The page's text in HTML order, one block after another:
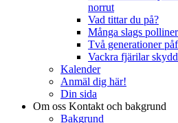
norrut
Vad tittar du på?
Många slags
Två generationer
Vackra fjärilar
Kalender
Anmäl dig här!
Din sida
Om oss Kontakt och bakgrund
Bakgrund